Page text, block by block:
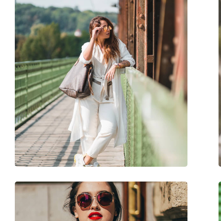
Reinigingsdoekje:
Ja
Overig
Geslacht:
Vrouwen
Categorie:
Zonnebrillen
Merk:
Michael Kors
Functie:
Fashion
Code:
MK2079U 333313
Voorschrift beschikbaar:
No